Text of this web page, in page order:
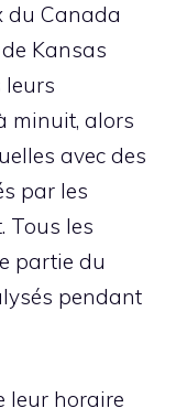
du Canada
Kansas
leurs
minuit, alors
avec des
par les
Tous les
partie du
pendant
leur horaire